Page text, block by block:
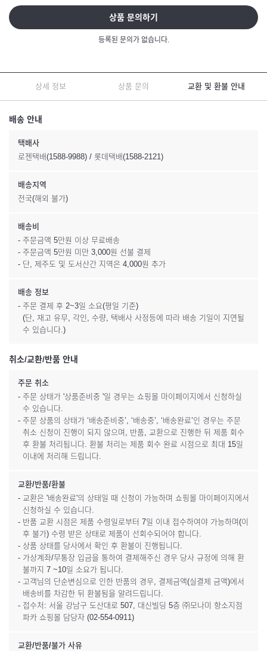
상품 문의하기
등록된 문의가 없습니다.
상세 정보 상품 문의 교환 및 환불 안내
배송 안내
택배사
로젠택배(1588-9988) / 롯데택배(1588-2121)
배송지역
전국(해외 불가)
배송비
- 주문금액 5만원 이상 무료배송
- 주문금액 5만원 미만 3,000원 선불 결제
- 단, 제주도 및 도서산간 지역은 4,000원 추가
배송 정보
- 주문 결제 후 2~3일 소요(평일 기준)
(단, 재고 유무, 각인, 수량, 택배사 사정등에 따라 배송 기일이 지연될
수 있습니다.)
취소/교환/반품 안내
주문 취소
- 주문 상태가 '상품준비중 '일 경우는 쇼핑몰 마이페이지에서 신청하실
수 있습니다.
- 주문 상품의 상태가 ‘배송준비중’, ‘배송중’, ‘배송완료’인 경우는 주문
취소 신청이 진행이 되지 않으며, 반품, 교환으로 진행한 뒤 제품 회수
후 환불 처리됩니다. 환불 처리는 제품 회수 완료 시점으로 최대 15일
이내에 처리해 드립니다.
교환/반품/환불
- 교환은 '배송완료'의 상태일 때 신청이 가능하며 쇼핑몰 마이페이지에서
신청하실 수 있습니다.
- 반품 교환 시점은 제품 수령일로부터 7일 이내 접수하여야 가능하며(이
후 불가) 수령 받은 상태로 제품이 선회수되어야 합니다.
- 상품 상태를 당사에서 확인 후 환불이 진행됩니다.
- 가상계좌/무통장 입금을 통하여 결제해주신 경우 당사 규정에 의해 환
불까지 7 ~10일 소요가 됩니다.
- 고객님의 단순변심으로 인한 반품의 경우, 결제금액(실결제 금액)에서
배송비를 차감한 뒤 환불됨을 알려드립니다.
- 접수처: 서울 강남구 도산대로 507, 대신빌딩 5층 ㈜모나미 항소지점
파카 쇼핑몰 담당자 (02-554-0911)
교환/반품/불가 사유